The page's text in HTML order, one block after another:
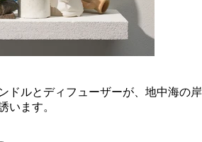
ドルとディフューザーが、地中海の岸
います。